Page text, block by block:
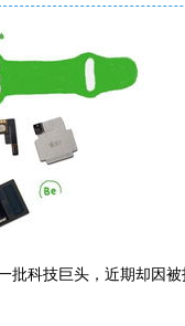
科技巨头，近期却因